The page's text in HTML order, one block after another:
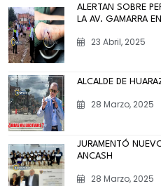
ALERTAN SOBRE
LA AV. GAMARRA
23 Abril, 2025
ALCALDE DE
28 Marzo, 2025
JURAMENTÓ
ANCASH
28 Marzo, 2025